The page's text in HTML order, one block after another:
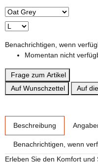
Benachrichtigen, wenn
Momentan nicht
Frage zum Artikel
Auf Wunschzettel
Auf
Beschreibung
Benachrichtigen, wenn
Erleben Sie den Komfort und